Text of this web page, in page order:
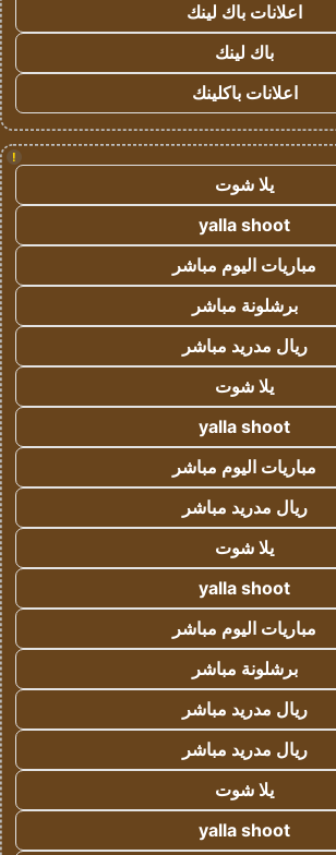
اعلانات باك لينك
باك لينك
اعلانات باكلينك
!
يلا شوت
yalla shoot
مباريات اليوم مباشر
برشلونة مباشر
ريال مدريد مباشر
يلا شوت
yalla shoot
مباريات اليوم مباشر
ريال مدريد مباشر
يلا شوت
yalla shoot
مباريات اليوم مباشر
برشلونة مباشر
ريال مدريد مباشر
ريال مدريد مباشر
يلا شوت
yalla shoot